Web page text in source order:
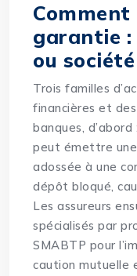
garantie :
ou
Trois familles
financières et
banques,
peut émettre
adossée à une
dépôt bloqué,
Les assureurs
spécialisés par
SMABTP pour
caution mutuelle